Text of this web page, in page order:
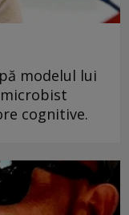
modelul lui
cognitive.